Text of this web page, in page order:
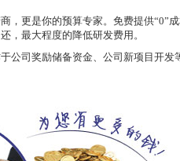
，更是你的预算专家。免费提供“0”
，最大程度的降低研发费用。
于公司奖励储备资金、公司新项目开发